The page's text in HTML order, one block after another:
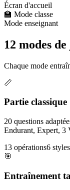
Écran d'accueil
🏫 Mode classe
Mode enseignant
12 modes
Chaque mode
📏
Partie classique
20 questions
Endurant, Expert, 3
13 opérations6 styles
🎯
Entraînement